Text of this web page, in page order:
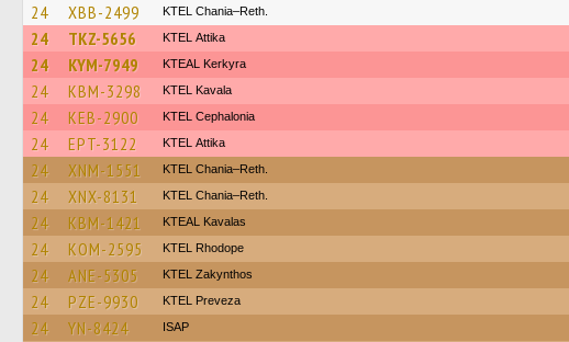
24 XBB-2499 KTEL Chania–Reth.
24 TKZ-5656 KΤΕL Αttika
24 KYM-7949 KTEAL Kerkyra
24 KBM-3298 KTEL Kavala
24 KEB-2900 KTEL Cephalonia
24 EPT-3122 KΤΕL Αttika
24 XNM-1551 KTEL Chania–Reth.
24 XNX-8131 KTEL Chania–Reth.
24 KBM-1421 KTEAL Kavalas
24 KOM-2595 KTEL Rhodope
24 ANE-5305 KTEL Zakynthos
24 PZE-9930 KTEL Preveza
24 YN-8424 ISAP